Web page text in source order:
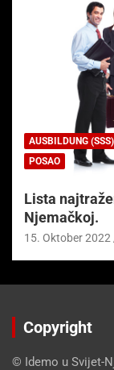
AUSBILDUNG (SSS)
POSAO
Lista
Njemačkoj.
15. Oktober 2022
Copyright
© Idemo u Svijet-